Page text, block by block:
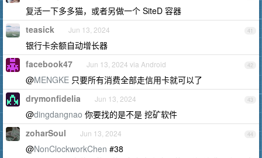
复活一下多多猫，或者另做一个 SiteD 容器
41
teasick Jun 13, 2024
银行卡余额自动增长器
42
facebook47 Jun 13, 2024 via Android
@MENGKE 只要所有消费全部走信用卡就可以了
43
drymonfidelia Jun 13, 2024
@dingdangnao 你要找的是不是 挖矿软件
44
zoharSoul Jun 13, 2024
@NonClockworkChen #38